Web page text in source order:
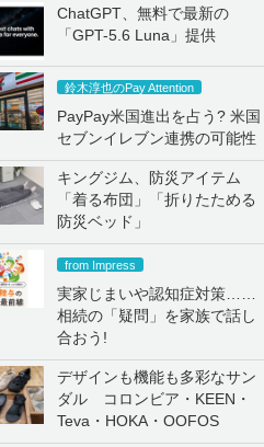
ChatGPT、無料で最新の
「GPT-5.6 Luna」提供
鈴木淳也のPay Attention
PayPay米国進出を占う? 米国
セブンイレブン連携の可能性
キングジム、防災アイテム
「着る布団」「折りたためる
防災ベッド」
from Impress
実家じまいや認知症対策……
相続の「疑問」を家族で話し
合おう!
デザインも機能も多彩なサン
ダル コロンビア・KEEN・
Teva・HOKA・OOFOS